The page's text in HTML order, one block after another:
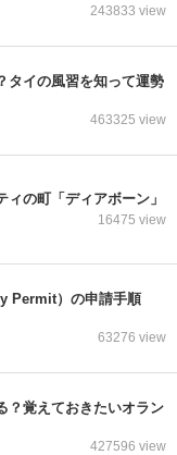
243833 view
タイの風習を知って運勢
463325 view
の町「ディアボーン」
16475 view
Permit）の申請手順
63276 view
？覚えておきたいオラン
427596 view